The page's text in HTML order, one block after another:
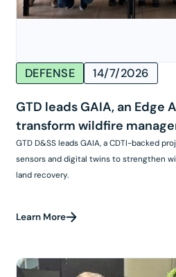
DEFENSE 14/7/2026
GTD leads GAIA, an Edge
transform wildfire
GTD D&SS leads GAIA, a CDTI-backed
sensors and digital twins to strengthen
land recovery.
Learn More